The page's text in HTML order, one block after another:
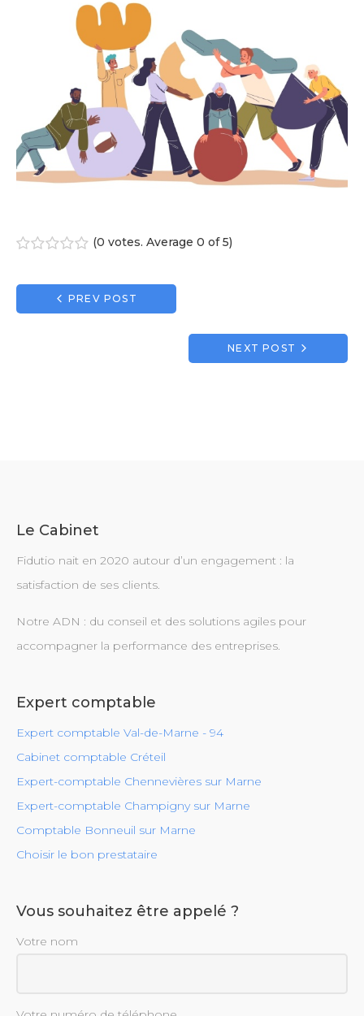
(0 votes. Average 0 of 5)
Navigation
de
PREV POST
NEXT POST
Le Cabinet
Fidutio nait en 2020 autour d’un engagement : la
satisfaction de ses clients.
Notre ADN : du conseil et des solutions agiles pour
accompagner la performance des entreprises.
Expert comptable
Expert comptable Val-de-Marne - 94
Cabinet comptable Créteil
Expert-comptable Chennevières sur Marne
Expert-comptable Champigny sur Marne
Comptable Bonneuil sur Marne
Choisir le bon prestataire
Vous souhaitez être appelé ?
Votre nom